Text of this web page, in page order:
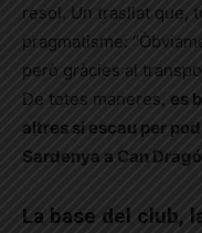
resol. Un trasllat que,
pragmatisme:
però gràcies al
De totes maneres, es
altres si escau per
Sardenya a Can Dragó
La base del club,